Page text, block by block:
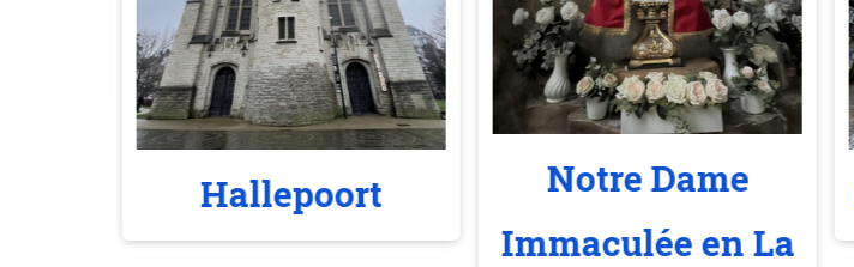
Hallepoort
Notre Dame
Immaculée en La